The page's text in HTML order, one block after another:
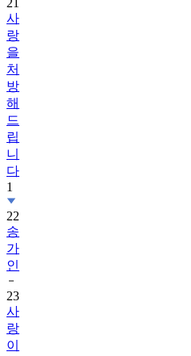
사
랑
을
처
방
해
드
립
니
다
1
22
송
가
인
23
사
랑
이